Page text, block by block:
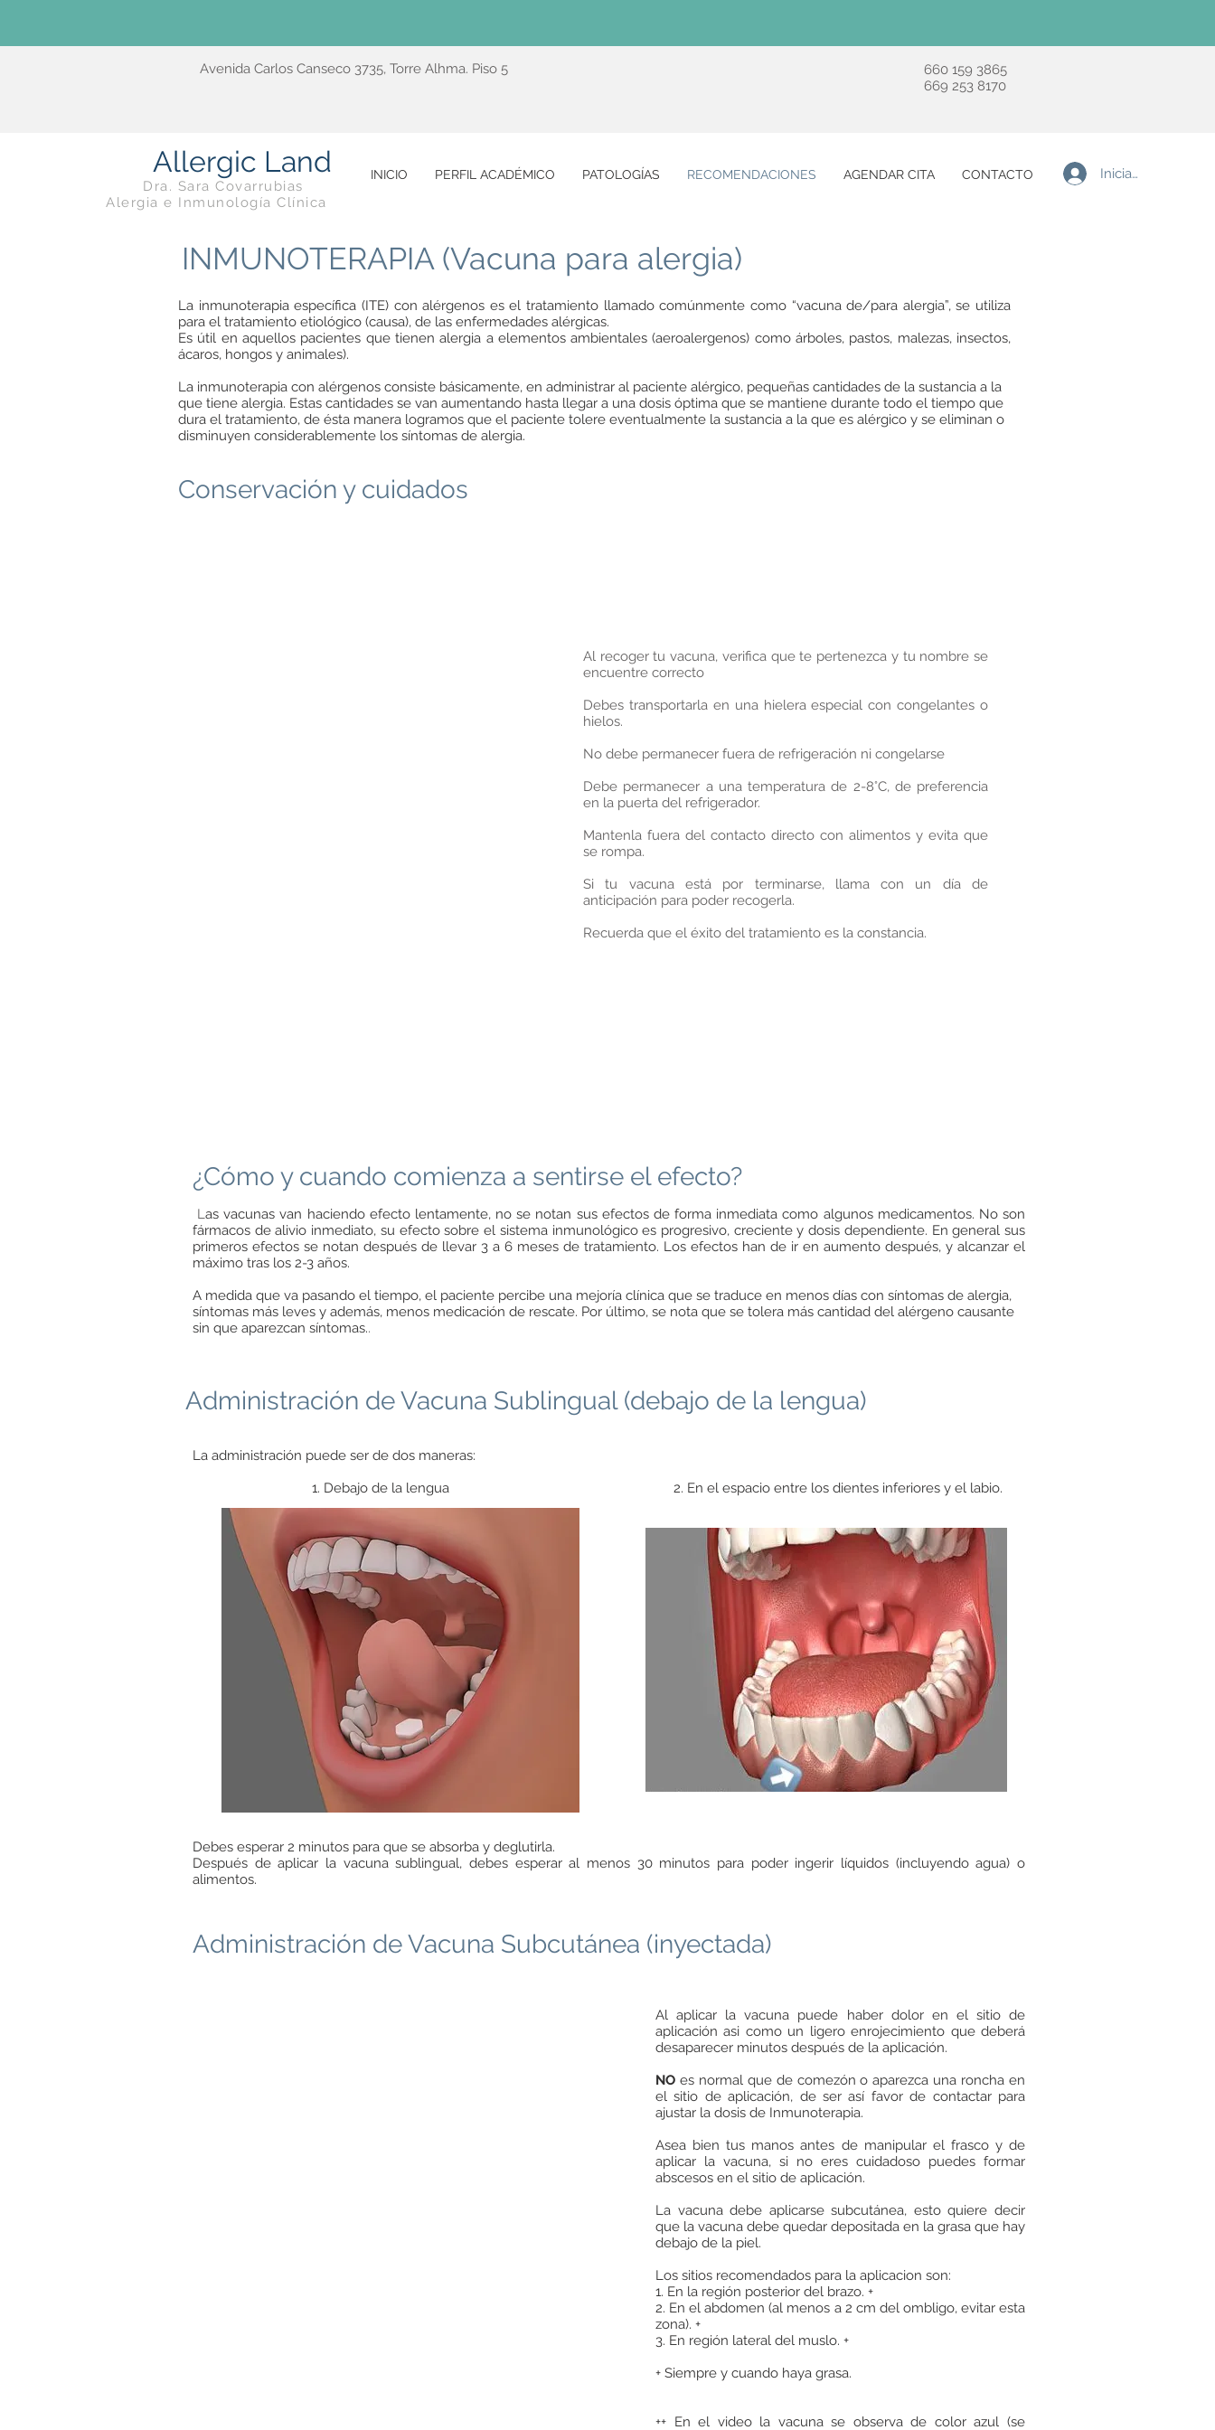
Avenida Carlos Canseco 3735, Torre Alhma. Piso 5
660 159 3865
669 253 8170
Allergic Land
Dra. Sara Covarrubias
Alergia e Inmunología Clínica
INICIO PERFIL ACADÉMICO PATOLOGÍAS RECOMENDACIONES AGENDAR CITA CONTACTO Iniciar sesión
INMUNOTERAPIA (Vacuna para alergia)
La inmunoterapia específica (ITE) con alérgenos es el tratamiento llamado comúnmente como “vacuna de/para alergia”, se utiliza
para el tratamiento etiológico (causa), de las enfermedades alérgicas.
Es útil en aquellos pacientes que tienen alergia a elementos ambientales (aeroalergenos) como árboles, pastos, malezas, insectos,
ácaros, hongos y animales).
La inmunoterapia con alérgenos consiste básicamente, en administrar al paciente alérgico, pequeñas cantidades de la sustancia a la
que tiene alergia. Estas cantidades se van aumentando hasta llegar a una dosis óptima que se mantiene durante todo el tiempo que
dura el tratamiento, de ésta manera logramos que el paciente tolere eventualmente la sustancia a la que es alérgico y se eliminan o
disminuyen considerablemente los síntomas de alergia.
Conservación y cuidados
Al recoger tu vacuna, verifica que te pertenezca y tu nombre se
encuentre correcto
Debes transportarla en una hielera especial con congelantes o
hielos.
No debe permanecer fuera de refrigeración ni congelarse
Debe permanecer a una temperatura de 2-8°C, de preferencia
en la puerta del refrigerador.
Mantenla fuera del contacto directo con alimentos y evita que
se rompa.
Si tu vacuna está por terminarse, llama con un día de
anticipación para poder recogerla.
Recuerda que el éxito del tratamiento es la constancia.
¿Cómo y cuando comienza a sentirse el efecto?
Las vacunas van haciendo efecto lentamente, no se notan sus efectos de forma inmediata como algunos medicamentos. No son
fármacos de alivio inmediato, su efecto sobre el sistema inmunológico es progresivo, creciente y dosis dependiente. En general sus
primeros efectos se notan después de llevar 3 a 6 meses de tratamiento. Los efectos han de ir en aumento después, y alcanzar el
máximo tras los 2-3 años.
A medida que va pasando el tiempo, el paciente percibe una mejoría clínica que se traduce en menos días con síntomas de alergia,
síntomas más leves y además, menos medicación de rescate. Por último, se nota que se tolera más cantidad del alérgeno causante
sin que aparezcan síntomas..
Administración de Vacuna Sublingual (debajo de la lengua)
La administración puede ser de dos maneras:
1. Debajo de la lengua 2. En el espacio entre los dientes inferiores y el labio.
Debes esperar 2 minutos para que se absorba y deglutirla.
Después de aplicar la vacuna sublingual, debes esperar al menos 30 minutos para poder ingerir líquidos (incluyendo agua) o
alimentos.
Administración de Vacuna Subcutánea (inyectada)
Al aplicar la vacuna puede haber dolor en el sitio de
aplicación asi como un ligero enrojecimiento que deberá
desaparecer minutos después de la aplicación.
NO es normal que de comezón o aparezca una roncha en
el sitio de aplicación, de ser así favor de contactar para
ajustar la dosis de Inmunoterapia.
Asea bien tus manos antes de manipular el frasco y de
aplicar la vacuna, si no eres cuidadoso puedes formar
abscesos en el sitio de aplicación.
La vacuna debe aplicarse subcutánea, esto quiere decir
que la vacuna debe quedar depositada en la grasa que hay
debajo de la piel.
Los sitios recomendados para la aplicacion son:
1. En la región posterior del brazo. +
2. En el abdomen (al menos a 2 cm del ombligo, evitar esta
zona). +
3. En región lateral del muslo. +
+ Siempre y cuando haya grasa.
++ En el video la vacuna se observa de color azul (se